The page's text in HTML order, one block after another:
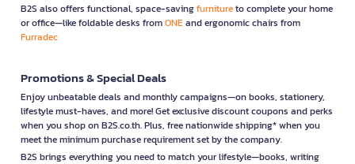
B2S also offers functional, space-savingfurnitureto complete your home
or office—like foldable desks fromONEand ergonomic chairs from
Furradec
Promotions & Special Deals
Enjoy unbeatable deals and monthly campaigns—on books, stationery,
lifestyle must-haves, and more! Get exclusive discount coupons and perks
when you shop on B2S.co.th. Plus, free nationwide shipping* when you
meet the minimum purchase requirement set by the company.
B2S brings everything you need to match your lifestyle—books, writing